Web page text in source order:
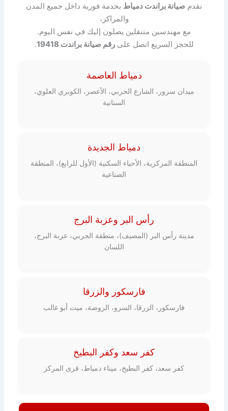
نقدم صيانة براندت دمياط بخدمة فورية داخل جميع المدن
والمراكز،
مع مهندسين متنقلين يصلون إليك في نفس اليوم.
للحجز السريع اتصل علىرقم صيانة براندت 19418 .
دمياط العاصمة
ميدان سرور، الشارع الحربي، الأعصر، الكوبري العلوي،
السنانية
دمياط الجديدة
المنطقة المركزية، الأحياء السكنية (الأول للرابع)، المنطقة
الصناعية
رأس البر وعزبة البرج
مدينة رأس البر (المصيف)، منطقة الجربي، عزبة البرج،
اللسان
فارسكور والزرقا
فارسكور، الزرقا، السرو، الروضة، ميت أبو غالب
كفر سعد وكفر البطيخ
كفر سعد، كفر البطيخ، ميناء دمياط، قرى المركز